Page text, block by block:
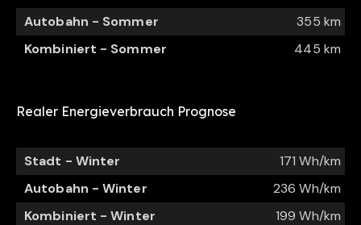
Autobahn - Sommer
355 km
Kombiniert - Sommer
445 km
Realer Energieverbrauch Prognose
Stadt - Winter
171 Wh/km
Autobahn - Winter
236 Wh/km
Kombiniert - Winter
199 Wh/km